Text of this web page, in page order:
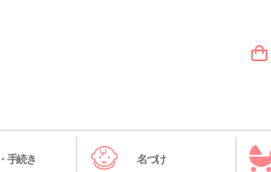
手続き 名づけ